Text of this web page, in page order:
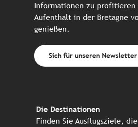
Informationen zu profitieren
Aufenthalt in der Bretagne
genießen.
Sich für unseren
Die Destinationen
Finden Sie Ausflugsziele,